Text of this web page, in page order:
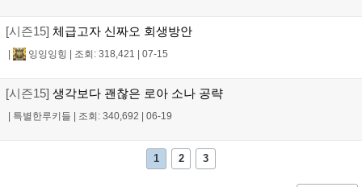
[시즌15] 체급고자 신짜오 회생방안
| 잉잉잉힝 | 조회: 318,421 | 07-15
[시즌15] 생각보다 괜찮은 로아 소나 공략
| 특별한루키들 | 조회: 340,692 | 06-19
1 2 3